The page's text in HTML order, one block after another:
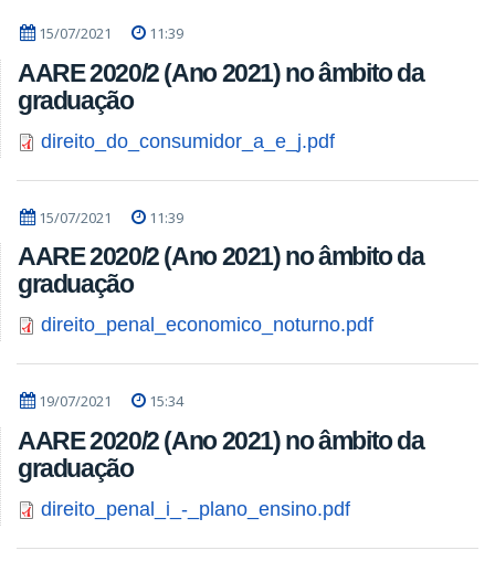
15/07/2021 11:39
AARE 2020/2 (Ano 2021) no âmbito da
graduação
direito_do_consumidor_a_e_j.pdf
15/07/2021 11:39
AARE 2020/2 (Ano 2021) no âmbito da
graduação
direito_penal_economico_noturno.pdf
19/07/2021 15:34
AARE 2020/2 (Ano 2021) no âmbito da
graduação
direito_penal_i_-_plano_ensino.pdf